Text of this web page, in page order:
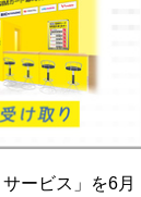
ービス」を6月